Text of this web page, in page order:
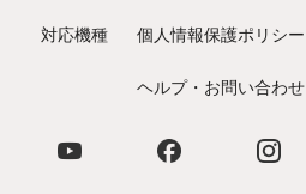
対応機種 個人情報保護ポリシー
ヘルプ・お問い合わせ